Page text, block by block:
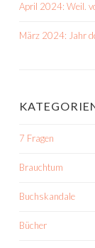
April 2024: Weil.
März 2024: Jahr
7 Fragen
Brauchtum
Buchskandale
Bücher